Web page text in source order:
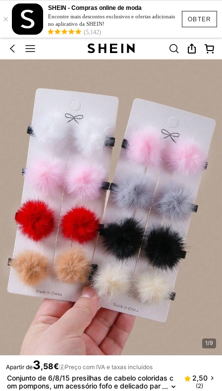
OBTER
×
SHEIN - Compras online de moda
Encontre mais descontos exclusivos e ofertas adicionais
no aplicativo da SHEIN!
(5,142)
1/9
Apartir de3,58€ Preço com IVA e taxas incluídos
Conjunto de 6/8/15 presilhas de cabelo coloridas c
om pompons, um acessório fofo e delicado par
2,50
(2)